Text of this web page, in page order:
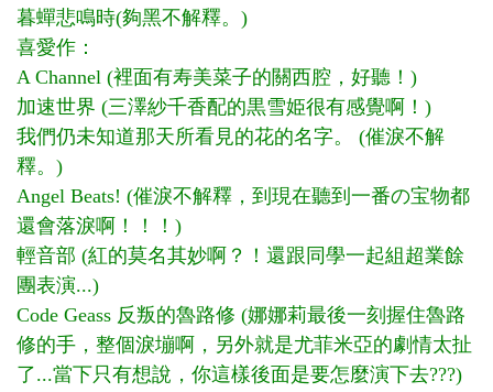
暮蟬悲鳴時(夠黑不解釋。)
喜愛作：
A Channel (裡面有寿美菜子的關西腔，好聽！)
加速世界 (三澤紗千香配的黒雪姫很有感覺啊！)
我們仍未知道那天所看見的花的名字。 (催淚不解
釋。)
Angel Beats! (催淚不解釋，到現在聽到一番の宝物都
還會落淚啊！！！)
輕音部 (紅的莫名其妙啊？！還跟同學一起組超業餘
團表演...)
Code Geass 反叛的魯路修 (娜娜莉最後一刻握住魯路
修的手，整個淚塴啊，另外就是尤菲米亞的劇情太扯
了...當下只有想說，你這樣後面是要怎麼演下去???)